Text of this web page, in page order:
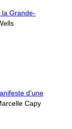
la Grande-
d’une
Capy